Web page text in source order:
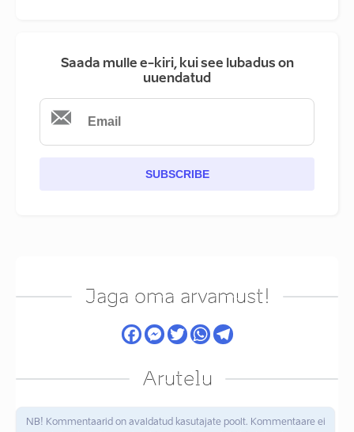
Saada mulle e-kiri, kui see lubadus on
uuendatud
SUBSCRIBE
Jaga oma arvamust!
Arutelu
NB! Kommentaarid on avaldatud kasutajate poolt. Kommentaare ei